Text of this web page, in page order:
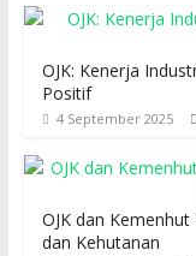
OJK: Kenerja
Positif
4 September 2025
OJK dan
dan Kehutanan